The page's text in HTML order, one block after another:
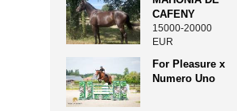
CAFENY
15000-20000
EUR
For Pleasure x
Numero Uno